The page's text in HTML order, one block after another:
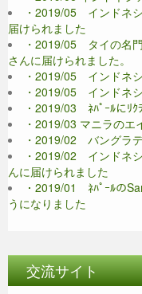
・2019/05 インドネ
届けられました
・2019/05 タイの名
さんに届けられました。
・2019/05 インドネ
・2019/05 インドネ
・2019/03 ﾈﾊﾟｰﾙにﾘｸ
・2019/03 マニラの
・2019/02 バングラ
・2019/02 インドネ
んに届けられました
・2019/01 ﾈﾊﾟｰﾙの
うになりました
交流サイト